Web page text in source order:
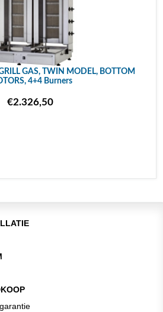
GAS, TWIN MODEL, BOTTOM
4+4 Burners
€2.326,50